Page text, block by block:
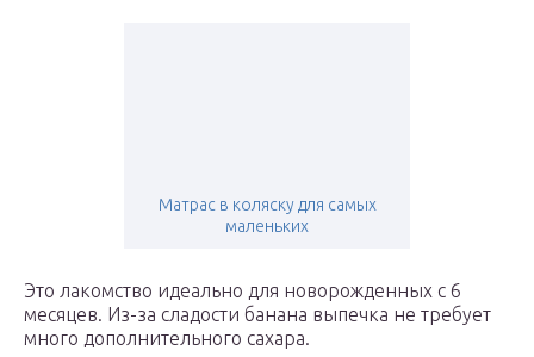
Матрас в коляску для самых
маленьких
Это лакомство идеально для новорожденных с 6
месяцев. Из-за сладости банана выпечка не требует
много дополнительного сахара.